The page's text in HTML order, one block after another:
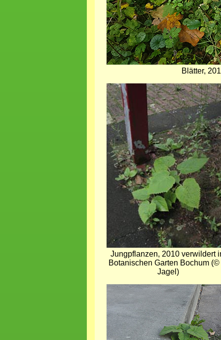
Blätter,
Bild
Jungpflanzen, 2010 verwildert
Botanischen Garten Bochum (©
Jagel)
Bild